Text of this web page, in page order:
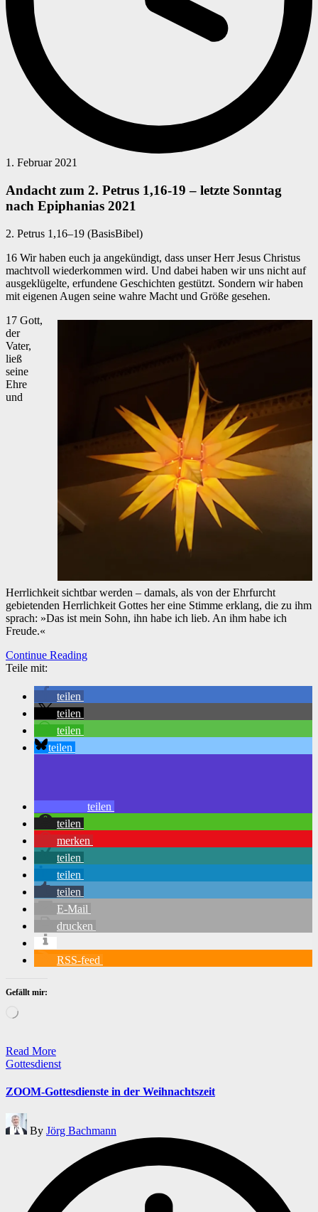
1. Februar 2021
Andacht zum 2. Petrus 1,16-19 – letzte Sonntag
nach Epiphanias 2021
2. Petrus 1,16–19 (BasisBibel)
16 Wir haben euch ja angekündigt, dass unser Herr Jesus Christus
machtvoll wiederkommen wird. Und dabei haben wir uns nicht auf
ausgeklügelte, erfundene Geschichten gestützt. Sondern wir haben
mit eigenen Augen seine wahre Macht und Größe gesehen.
17 Gott,
der
Vater,
ließ
seine
Ehre
und
Herrlichkeit sichtbar werden – damals, als von der Ehrfurcht
gebietenden Herrlichkeit Gottes her eine Stimme erklang, die zu ihm
sprach: »Das ist mein Sohn, ihn habe ich lieb. An ihm habe ich
Freude.«
Continue Reading
Teile mit:
teilen
teilen
teilen
teilen
teilen
teilen
merken
teilen
teilen
teilen
E-Mail
drucken
RSS-feed
Gefällt mir:
Wird
Read More
Posted
Gottesdienst
ZOOM-Gottesdienste in der Weihnachtszeit
Posted
by
By Jörg Bachmann